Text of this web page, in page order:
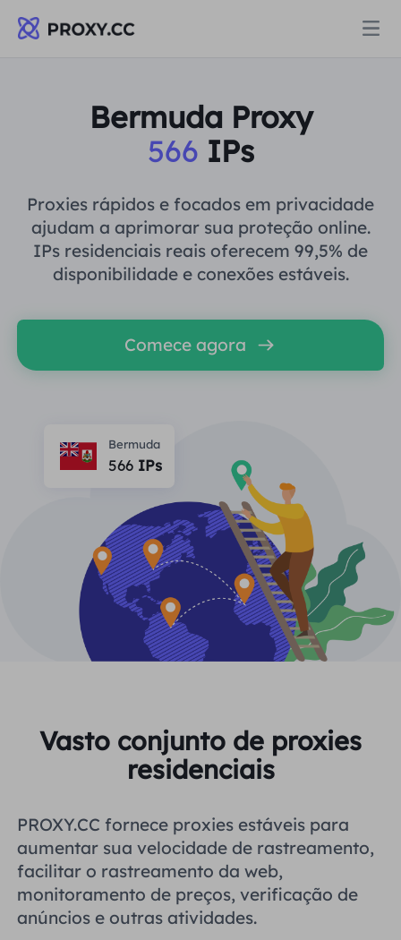
Proxies
PROCURAÇÃO RESIDENCIAL
Proxy residencial estático
Proxy Residencial Ilimitado
Proxy ISP de longa duração
PROCURAÇÃO RESIDENCIAL
Procuração Residencial $0.8/GB
Proxy residencial estático $0.28/IP/Dia
Agente de data center estático
Proxy ISP de longa duração $1.4
Data for AI
POR CASO DE USO
Proteção da marca
Monitoramento de SEO
Verificação de anúncios
Raspagem e rastreamento da Web
Recursos
Programa de afiliados
Parceiros
FERRAMENTAS GRATUITAS
Verificador de proxy
LOCAIS
Estados Unidos
Reino Unido
Brasil
Rússia
Aprender
Perguntas frequentes
Blogue
Guia do usuário
Mais integrações
中文
English
Deutsch
Indonesia
Русский
हिंदी
Aproveitar77% de descontoe aja agora!
Residencial $0/GB $0/dia ilimitado
Bermuda Proxy
566 IPs
Proxies rápidos e focados em privacidade
ajudam a aprimorar sua proteção online.
IPs residenciais reais oferecem 99,5% de
disponibilidade e conexões estáveis.
Comece agora
Bermuda
566IPs
Vasto conjunto de proxies
residenciais
PROXY.CC fornece proxies estáveis ​​para
aumentar sua velocidade de rastreamento,
facilitar o rastreamento da web,
monitoramento de preços, verificação de
anúncios e outras atividades.